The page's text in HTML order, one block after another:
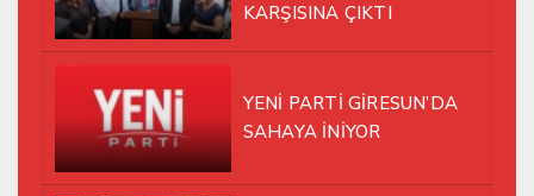
KARŞISINA ÇIKTI
YENİ PARTİ GİRESUN’DA
SAHAYA İNİYOR